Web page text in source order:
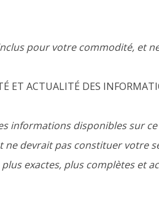
pour votre commodité, et
ET ACTUALITÉ DES
informations disponibles sur
devrait pas constituer votre
exactes, plus complètes et